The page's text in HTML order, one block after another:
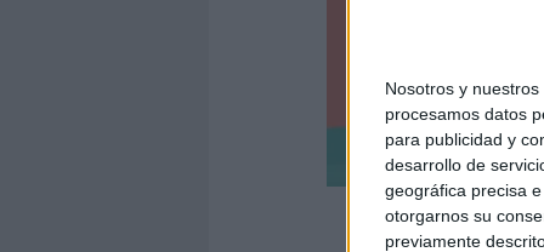
Nosotros y
procesamos datos
para publicidad y
desarrollo de
geográfica precisa
otorgarnos su
previamente